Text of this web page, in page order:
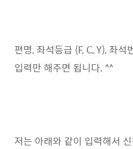
편명, 좌석등급 (F, C, Y), 좌
입력만 해주면 됩니다. ^^
저는 아래와 같이 입력해서